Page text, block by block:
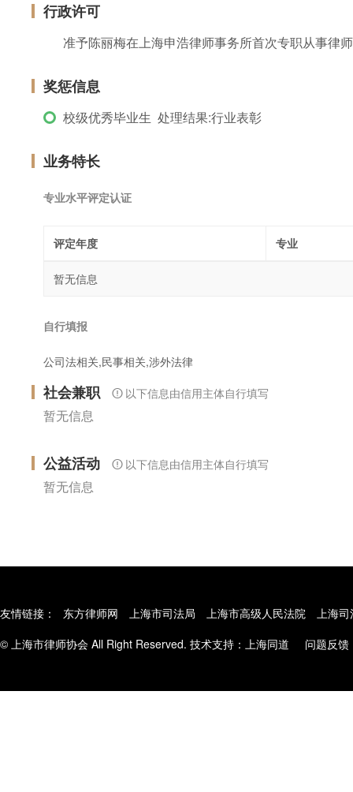
行政许可
准予陈丽梅在上海申浩律师事务所首次专职从事律
奖惩信息
校级优秀毕业生 处理结果:行业表彰
业务特长
专业水平评定认证
评定年度 专业
暂无信息
自行填报
公司法相关,民事相关,涉外法律
社会兼职 以下信息由信用主体自行填写
暂无信息
公益活动 以下信息由信用主体自行填写
暂无信息
友情链接： 东方律师网 上海市司法局 上海市高级人民法院
上海
© 上海市律师协会 All Right Reserved. 技术支持： 上海同道 问题反馈